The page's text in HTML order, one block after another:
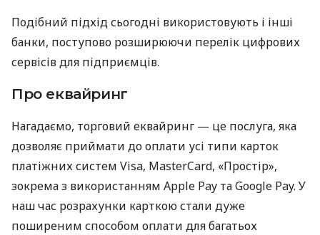
Подібний підхід сьогодні використовують і інші
банки, поступово розширюючи перелік цифрових
сервісів для підприємців.
Про еквайринг
Нагадаємо, торговий еквайринг — це послуга, яка
дозволяє приймати до оплати усі типи карток
платіжних систем Visa, MasterCard, «Простір»,
зокрема з використанням Apple Pay та Google Pay. У
наш час розрахунки карткою стали дуже
поширеним способом оплати для багатьох